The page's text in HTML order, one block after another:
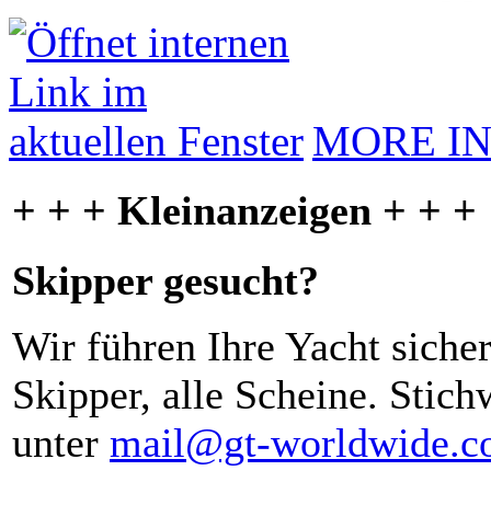
MORE
+ + + Kleinanzeigen + + +
Skipper gesucht?
Wir führen Ihre Yacht
Skipper, alle Scheine.
unter mail@gt-